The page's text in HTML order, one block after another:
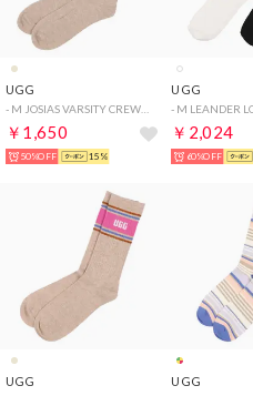
UGG
- M JOSIAS VARSITY CREW【1176831-SDH】 （SDH）
￥1,650
50%OFF 15%
UGG
￥2,024
60%OFF
UGG UGG